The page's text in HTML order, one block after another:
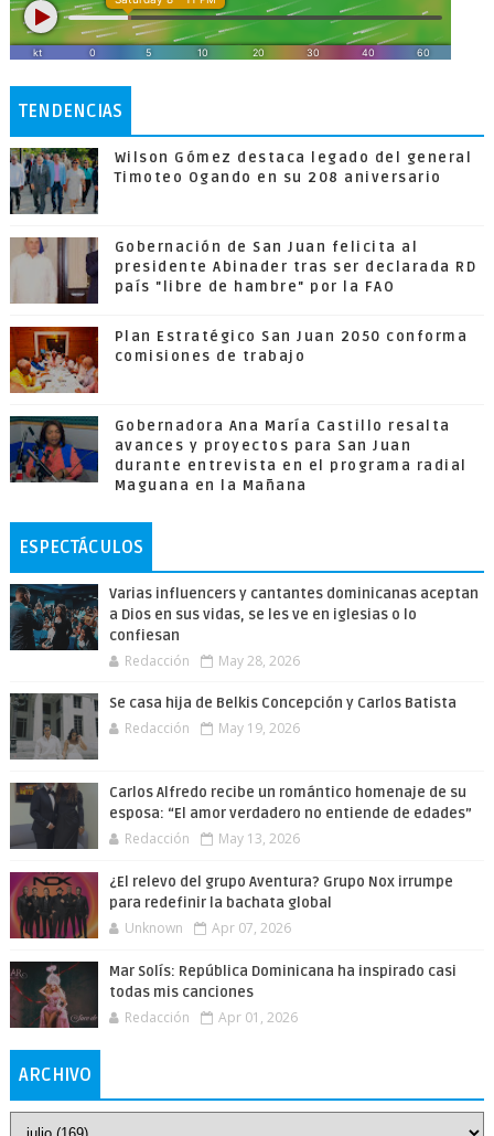
TENDENCIAS
Wilson Gómez destaca legado del general
Timoteo Ogando en su 208 aniversario
Gobernación de San Juan felicita al
presidente Abinader tras ser declarada RD
país "libre de hambre" por la FAO
Plan Estratégico San Juan 2050 conforma
comisiones de trabajo
Gobernadora Ana María Castillo resalta
avances y proyectos para San Juan
durante entrevista en el programa radial
Maguana en la Mañana
ESPECTÁCULOS
Varias influencers y cantantes dominicanas aceptan
a Dios en sus vidas, se les ve en iglesias o lo
confiesan
Redacción May 28, 2026
Se casa hija de Belkis Concepción y Carlos Batista
Redacción May 19, 2026
Carlos Alfredo recibe un romántico homenaje de su
esposa: “El amor verdadero no entiende de edades”
Redacción May 13, 2026
¿El relevo del grupo Aventura? Grupo Nox irrumpe
para redefinir la bachata global
Unknown Apr 07, 2026
Mar Solís: República Dominicana ha inspirado casi
todas mis canciones
Redacción Apr 01, 2026
ARCHIVO